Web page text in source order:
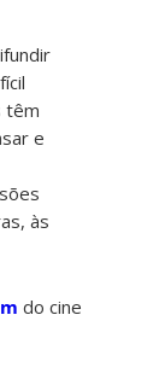
têm
e
às
do cine